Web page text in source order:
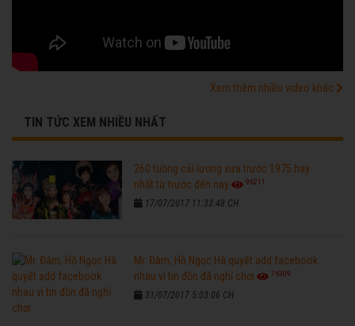
Xem thêm nhiều video khác
TIN TỨC XEM NHIỀU NHẤT
260 tuồng cải lương xưa trước 1975 hay
nhất từ trước đến nay
96211
17/07/2017 11:33:48 CH
Mr. Đàm, Hồ Ngọc Hà quyết add facebook
nhau vì tin đồn đã nghỉ chơi
76309
31/07/2017 5:03:06 CH